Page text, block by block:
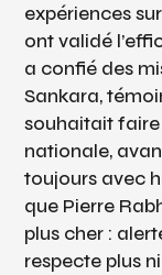
expériences
ont validé
a confié des
Sankara,
souhaitait faire
nationale,
toujours avec
que Pierre
plus cher :
respecte plus